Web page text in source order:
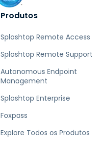
Produtos
Splashtop Remote Access
Splashtop Remote Support
Autonomous Endpoint
Management
Splashtop Enterprise
Foxpass
Explore Todos os Produtos